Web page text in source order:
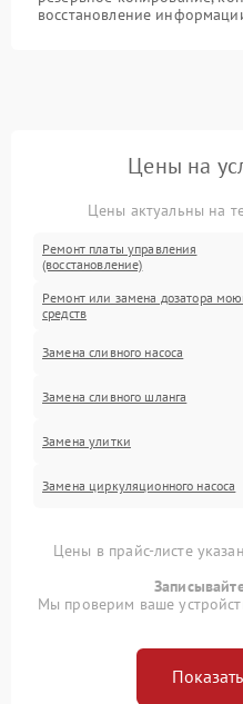
восстановление
Цены на
Цены актуальны на
Ремонт платы управления
(восстановление)
Ремонт или замена дозатора
средств
Замена сливного насоса
Замена сливного шланга
Замена улитки
Замена циркуляционного насоса
Цены в прайс-листе
Мы проверим ваше